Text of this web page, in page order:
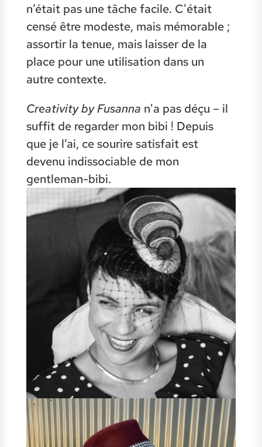
n’était pas une tâche facile. C'était
censé être modeste, mais mémorable ;
assortir la tenue, mais laisser de la
place pour une utilisation dans un
autre contexte.
Creativity by Fusanna n'a pas déçu – il
suffit de regarder mon bibi ! Depuis
que je l’ai, ce sourire satisfait est
devenu indissociable de mon
gentleman-bibi.